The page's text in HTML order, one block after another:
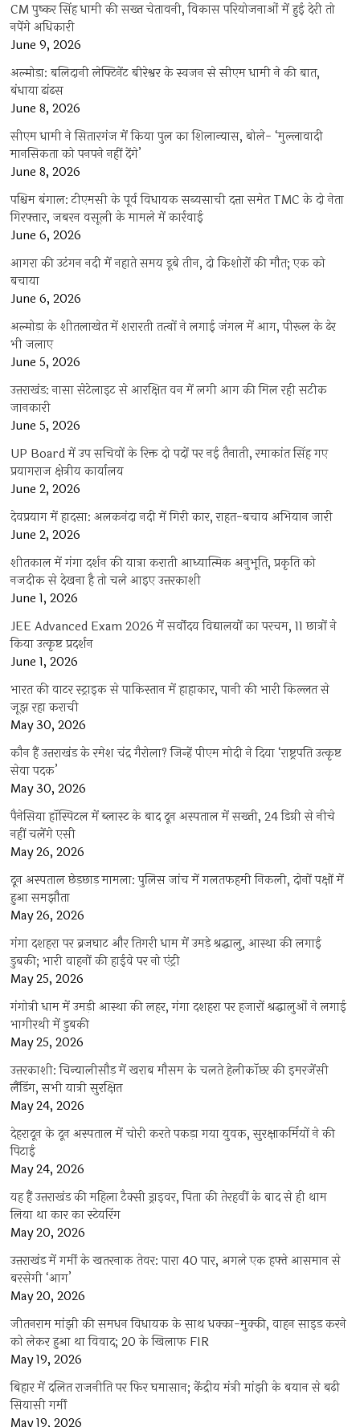
CM पुष्कर सिंह धामी की सख्त चेतावनी, विकास परियोजनाओं में हुई देरी तो
नपेंगे अधिकारी
June 9, 2026
अल्मोड़ा: बलिदानी लेफ्टिनेंट बीरेश्वर के स्वजन से सीएम धामी ने की बात,
बंधाया ढांढस
June 8, 2026
सीएम धामी ने सितारगंज में किया पुल का शिलान्यास, बोले- ‘मुल्लावादी
मानसिकता को पनपने नहीं देंगे’
June 8, 2026
पश्चिम बंगाल: टीएमसी के पूर्व विधायक सब्यसाची दत्ता समेत TMC के दो नेता
गिरफ्तार, जबरन वसूली के मामले में कार्रवाई
June 6, 2026
आगरा की उटंगन नदी में नहाते समय डूबे तीन, दो किशोरों की मौत; एक को
बचाया
June 6, 2026
अल्मोड़ा के शीतलाखेत में शरारती तत्वों ने लगाई जंगल में आग, पीरूल के ढेर
भी जलाए
June 5, 2026
उत्तराखंड: नासा सेटेलाइट से आरक्षित वन में लगी आग की मिल रही सटीक
जानकारी
June 5, 2026
UP Board में उप सचिवों के रिक्त दो पदों पर नई तैनाती, रमाकांत सिंह गए
प्रयागराज क्षेत्रीय कार्यालय
June 2, 2026
देवप्रयाग में हादसा: अलकनंदा नदी में गिरी कार, राहत-बचाव अभियान जारी
June 2, 2026
शीतकाल में गंगा दर्शन की यात्रा कराती आध्यात्मिक अनुभूति, प्रकृति को
नजदीक से देखना है तो चले आइए उत्तरकाशी
June 1, 2026
JEE Advanced Exam 2026 में सर्वोदय विद्यालयों का परचम, 11 छात्रों ने
किया उत्कृष्ट प्रदर्शन
June 1, 2026
भारत की वाटर स्ट्राइक से पाकिस्तान में हाहाकार, पानी की भारी किल्लत से
जूझ रहा कराची
May 30, 2026
कौन हैं उत्तराखंड के रमेश चंद्र गैरोला? जिन्हें पीएम मोदी ने दिया ‘राष्ट्रपति उत्कृष्ट
सेवा पदक’
May 30, 2026
पैनेसिया हॉस्पिटल में ब्लास्ट के बाद दून अस्पताल में सख्ती, 24 डिग्री से नीचे
नहीं चलेंगे एसी
May 26, 2026
दून अस्पताल छेड़छाड़ मामला: पुलिस जांच में गलतफहमी निकली, दोनों पक्षों में
हुआ समझौता
May 26, 2026
गंगा दशहरा पर ब्रजघाट और तिगरी धाम में उमड़े श्रद्धालु, आस्था की लगाई
डुबकी; भारी वाहनों की हाईवे पर नो एंट्री
May 25, 2026
गंगोत्री धाम में उमड़ी आस्था की लहर, गंगा दशहरा पर हजारों श्रद्धालुओं ने लगाई
भागीरथी में डुबकी
May 25, 2026
उत्तरकाशी: चिन्यालीसौड़ में खराब मौसम के चलते हेलीकॉप्टर की इमरजेंसी
लैंडिंग, सभी यात्री सुरक्षित
May 24, 2026
देहरादून के दून अस्पताल में चोरी करते पकड़ा गया युवक, सुरक्षाकर्मियों ने की
पिटाई
May 24, 2026
यह हैं उत्तराखंड की महिला टैक्सी ड्राइवर, पिता की तेरहवीं के बाद से ही थाम
लिया था कार का स्टेयरिंग
May 20, 2026
उत्तराखंड में गर्मी के खतरनाक तेवर: पारा 40 पार, अगले एक हफ्ते आसमान से
बरसेगी ‘आग’
May 20, 2026
जीतनराम मांझी की समधन विधायक के साथ धक्का-मुक्की, वाहन साइड करने
को लेकर हुआ था विवाद; 20 के खिलाफ FIR
May 19, 2026
बिहार में दलित राजनीति पर फिर घमासान; केंद्रीय मंत्री मांझी के बयान से बढ़ी
सियासी गर्मी